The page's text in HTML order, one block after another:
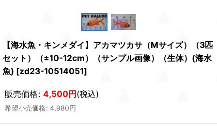
【海水魚・キンメダイ】アカマツカサ（Mサイズ）（3匹
セット）（±10-12cm）（サンプル画像）（生体）(海水
魚) [zd23-10514051]
販売価格: 4,500円(税込)
希望小売価格: 4,980円